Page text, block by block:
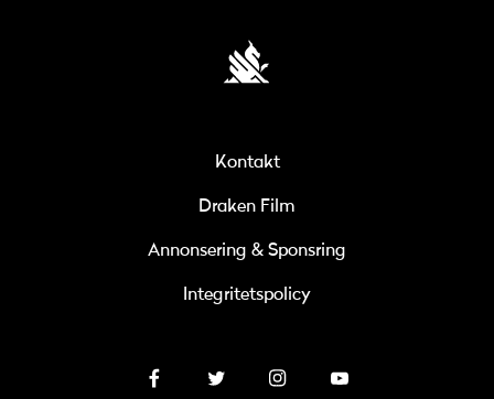
Kontakt
Draken Film
Annonsering & Sponsring
Integritetspolicy